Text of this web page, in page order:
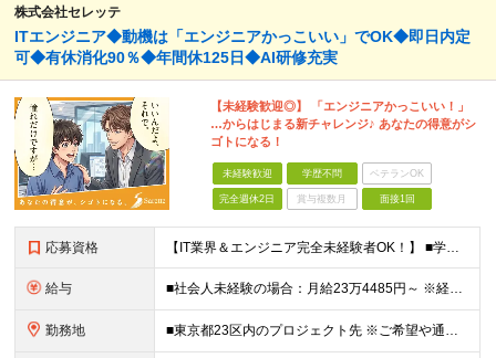
株式会社セレッテ
ITエンジニア◆動機は「エンジニアかっこいい」でOK◆即日内定
可◆有休消化90％◆年間休125日◆AI研修充実
【未経験歓迎◎】 「エンジニアかっこいい！」
…からはじまる新チャレンジ♪ あなたの得意がシ
ゴトになる！
未経験歓迎 学歴不問 ベテランOK
完全週休2日 賞与複数月 面接1回
応募資格 【IT業界＆エンジニア完全未経験者OK！】 ■学歴不問 ■第二新卒歓迎 ■未経験OK ☆IT知識は一切問いません！ 【活かせる経験・スキル】 ■接客経験をお持ちの方 ■PCが得意な方 接客経験（フ
給与 ■社会人未経験の場合：月給23万4485円～ ※経験・能力などを考慮の上、当社規定により優遇します ※業界未経験の方でも前職での経験を最大限に評価します ※上記にはみなし残業代(25時間分3万832
勤務地 ■東京都23区内のプロジェクト先 ※ご希望や通勤時間を考慮して、配属先を決定します。 【本社】 東京都新宿区西新宿4-10-19 3階 ＼オフィス移転！デスクも心機一転アップデート！／ 全席に